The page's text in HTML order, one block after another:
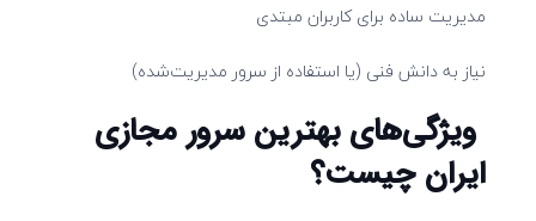
مدیریت ساده برای کاربران مبتدی
نیاز به دانش فنی (یا استفاده از سرور مدیریت‌شده)
ویژگی‌های بهترین سرور مجازی
ایران چیست؟